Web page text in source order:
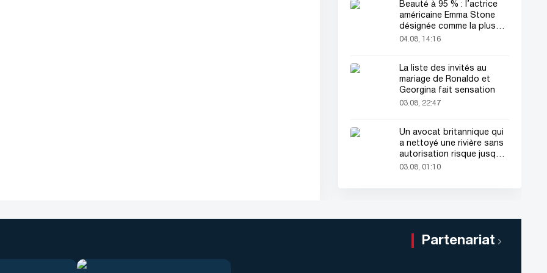
Beauté à 95 % : l’actrice
américaine Emma Stone
désignée comme la plus
belle femme du monde !
04.08, 14:16
La liste des invités au
mariage de Ronaldo et
Georgina fait sensation
03.08, 22:47
Un avocat britannique qui
a nettoyé une rivière sans
autorisation risque jusqu'à
2 ans de prison
03.08, 01:10
Partenariat